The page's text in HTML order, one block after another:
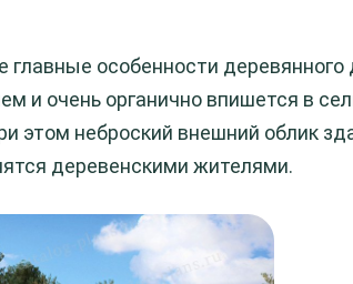
главные особенности
и очень органично впишется в
этом неброский внешний облик
деревенскими жителями.